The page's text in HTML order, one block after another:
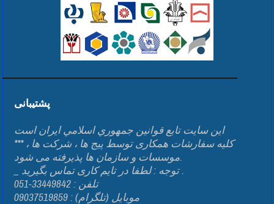
پشتیبانی
اين سايت تابع قوانين جمهوري اسلامي ايران است
*** کلیه سفارشات همکاری توسط پیج ها ، شرکت ها ،
موسسات و سازمان ها پذیرفته می شود.
_ توجه : لطفا در تایم کاری تماس بگیرید .
تلفن : 33449842-051
موبایل (تلگرام) : 09037519859